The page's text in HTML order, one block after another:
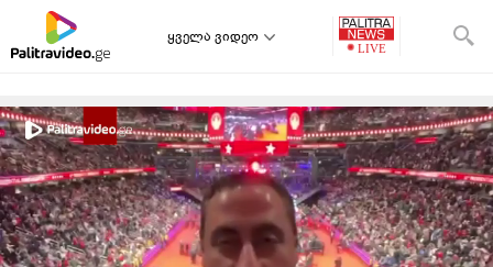
ყველა ვიდეო